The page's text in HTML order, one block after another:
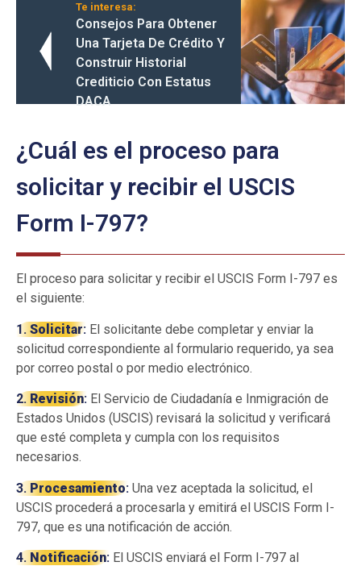
Te interesa:
Consejos Para Obtener
Una Tarjeta De Crédito Y
Construir Historial
Crediticio Con Estatus
DACA
¿Cuál es el proceso para
solicitar y recibir el USCIS
Form I-797?
El proceso para solicitar y recibir el USCIS Form I-797 es
el siguiente:
1. Solicitar: El solicitante debe completar y enviar la
solicitud correspondiente al formulario requerido, ya sea
por correo postal o por medio electrónico.
2. Revisión: El Servicio de Ciudadanía e Inmigración de
Estados Unidos (USCIS) revisará la solicitud y verificará
que esté completa y cumpla con los requisitos
necesarios.
3. Procesamiento: Una vez aceptada la solicitud, el
USCIS procederá a procesarla y emitirá el USCIS Form I-
797, que es una notificación de acción.
4. Notificación: El USCIS enviará el Form I-797 al